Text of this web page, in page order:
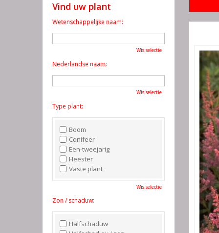
Vind uw plant
Wetenschappelijke naam:
Wis selectie
Nederlandse naam:
Wis selectie
Type plant:
Boom
Conifeer
Een-tweejarig
Heester
Vaste plant
Wis selectie
Zon / schaduw:
Halfschaduw